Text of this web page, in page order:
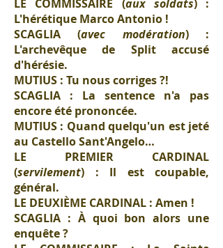
LE COMMISSAIRE (aux soldats) :
L'hérétique Marco Antonio !
SCAGLIA (avec modération) :
L'archevêque de Split accusé
d'hérésie.
MUTIUS : Tu nous corriges ?!
SCAGLIA : La sentence n'a pas
encore été prononcée.
MUTIUS : Quand quelqu'un est jeté
au Castello Sant'Angelo…
LE PREMIER CARDINAL
(servilement) : Il est coupable,
général.
LE DEUXIÈME CARDINAL : Amen !
SCAGLIA : À quoi bon alors une
enquête ?